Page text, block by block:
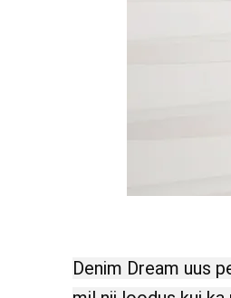
Denim Dream uus